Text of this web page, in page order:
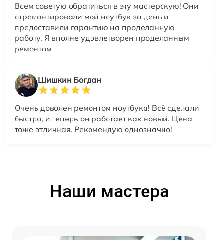
Всем советую обратиться в эту мастерскую! Они
отремонтировали мой ноутбук за день и
предоставили гарантию на проделанную
работу. Я вполне удовлетворен проделанным
ремонтом.
Шишкин Богдан
Очень доволен ремонтом ноутбука! Всё сделали
быстро, и теперь он работает как новый. Цена
тоже отличная. Рекомендую однозначно!
Наши мастера